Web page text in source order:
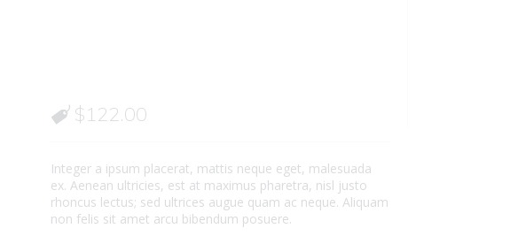
$122.00
Integer a ipsum placerat, mattis neque eget, malesuada
ex. Aenean ultricies, est at maximus pharetra, nisl justo
rhoncus lectus; sed ultrices augue quam ac neque. Aliquam
non felis sit amet arcu bibendum posuere.